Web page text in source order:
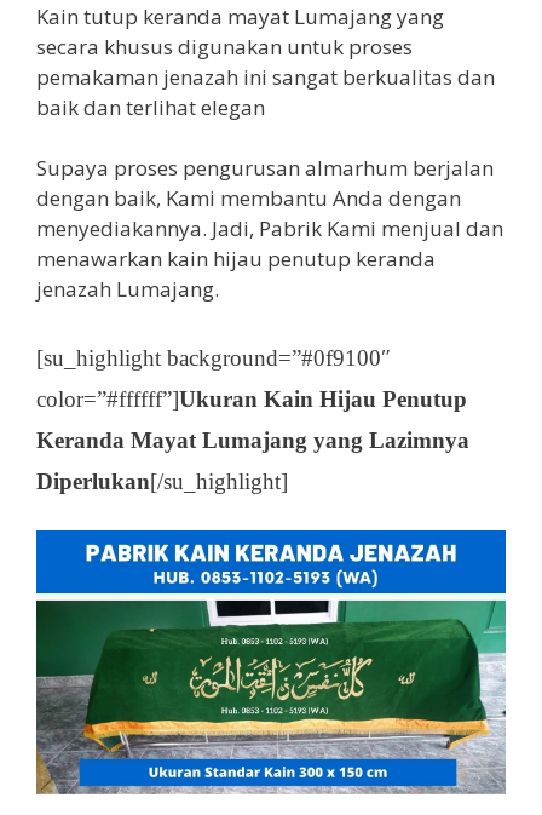
Kain tutup keranda mayat Lumajang yang
secara khusus digunakan untuk proses
pemakaman jenazah ini sangat berkualitas dan
baik dan terlihat elegan
Supaya proses pengurusan almarhum berjalan
dengan baik, Kami membantu Anda dengan
menyediakannya. Jadi, Pabrik Kami menjual dan
menawarkan kain hijau penutup keranda
jenazah Lumajang.
[su_highlight background=”#0f9100″
color=”#ffffff”]Ukuran Kain Hijau Penutup
Keranda Mayat Lumajang yang Lazimnya
Diperlukan[/su_highlight]